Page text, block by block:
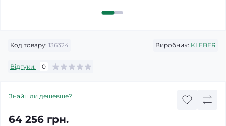
Код товару: 136324 Виробник: KLEBER
Відгуки: 0
Знайшли дешевше?
64 256 грн.